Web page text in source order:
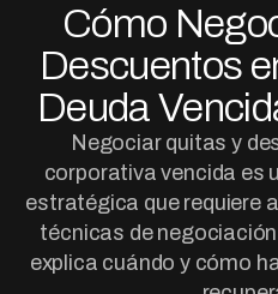
Cómo
Descuentos
Deuda
Negociar quitas y
corporativa vencida es
estratégica que requiere
técnicas de
explica cuándo y cómo